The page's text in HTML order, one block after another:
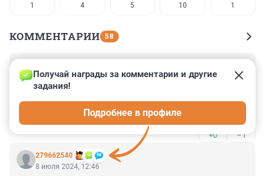
1 4 5 10 1
КОММЕНТАРИИ 58
7 ноября 2024, 11:47
Мне кажется , что правильно было отправить людей
на выставку . А то совсем не желают сейчас ничем
интересоваться . В телефонах висят . Это ведь
необходимо для развития !!!
+0 –1
279662540
Получай награды за комментарии и другие
задания!
Подробнее в профиле
8 июля 2024, 12:46